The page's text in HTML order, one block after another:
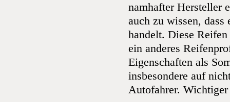
namhafter Hersteller
auch zu wissen,
handelt. Diese
ein anderes
Eigenschaften als
insbesondere auf
Autofahrer. Wichtiger